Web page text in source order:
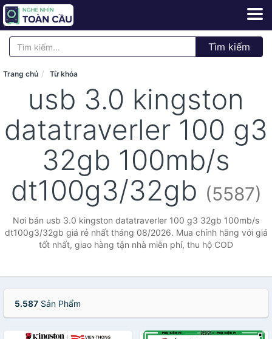
Tìm kiếm
Trang chủ Từ khóa
usb 3.0 kingston
datatraverler 100 g3
32gb 100mb/s
dt100g3/32gb (5587)
Nơi bán usb 3.0 kingston datatraverler 100 g3 32gb 100mb/s
dt100g3/32gb giá rẻ nhất tháng 08/2026. Mua chính hãng với giá
tốt nhất, giao hàng tận nhà miễn phí, thu hộ COD
5.587 Sản Phẩm